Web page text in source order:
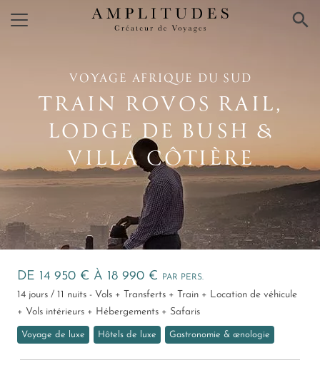
×
VOYAGE AFRIQUE DU SUD
TRAIN ROVOS RAIL,
LODGE DE BUSH &
VILLA CÔTIÈRE
DE 14 950 € À 18 990 € PAR PERS.
14 jours / 11 nuits - Vols + Transferts + Train + Location de véhicule
+ Vols intérieurs + Hébergements + Safaris
Voyage de luxe Hôtels de luxe Gastronomie & œnologie